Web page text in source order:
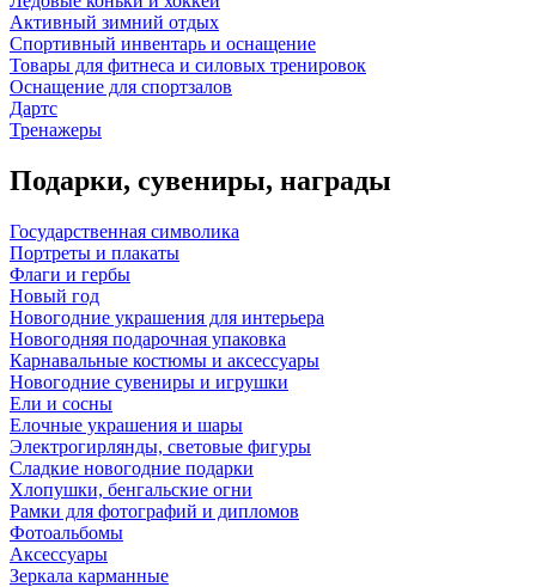
Активный зимний отдых
Спортивный инвентарь и оснащение
Товары для фитнеса и силовых тренировок
Оснащение для спортзалов
Дартс
Тренажеры
Подарки, сувениры, награды
Государственная символика
Портреты и плакаты
Флаги и гербы
Новый год
Новогодние украшения для интерьера
Новогодняя подарочная упаковка
Карнавальные костюмы и аксессуары
Новогодние сувениры и игрушки
Ели и сосны
Елочные украшения и шары
Электрогирлянды, световые фигуры
Сладкие новогодние подарки
Хлопушки, бенгальские огни
Рамки для фотографий и дипломов
Фотоальбомы
Аксессуары
Зеркала карманные